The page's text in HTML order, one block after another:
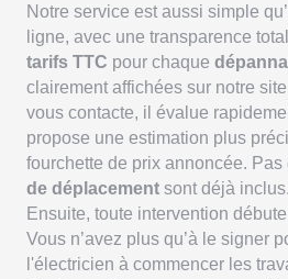
Notre service est aussi simple
ligne, avec une transparence
tarifs TTC pour chaque
clairement affichées sur notre
vous contacte, il évalue
propose une estimation plus
fourchette de prix annoncée.
de déplacement sont déjà inclus.
Ensuite, toute intervention
Vous n’avez plus qu’à le signer
l'électricien à commencer les